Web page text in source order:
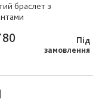
браслет з
Під
замовлення